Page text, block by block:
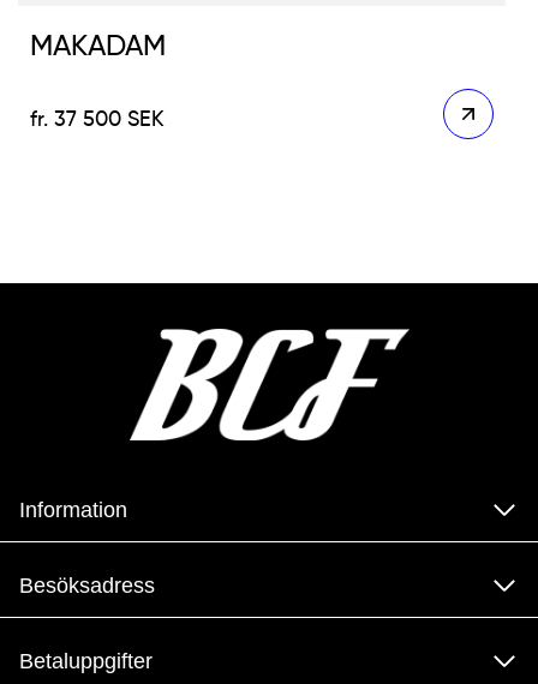
MAKADAM
37 500SEK
Information
Besöksadress
Betaluppgifter